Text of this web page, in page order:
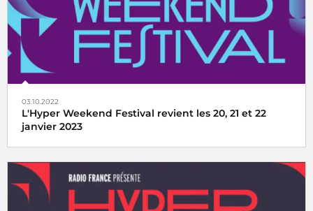
03.10.2022
L'Hyper Weekend Festival revient les 20, 21 et 22
janvier 2023
Radio France vous donne rendez-vous les 20, 21 et 22
janvier 2023 pour la 2ème édition de l’Hyper Weekend